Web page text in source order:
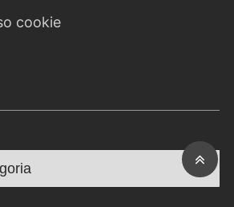
cookie